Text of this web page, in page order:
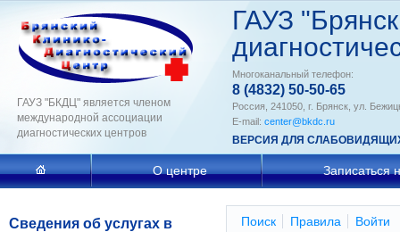
ГАУЗ "БКДЦ" является членом
международной ассоциации
диагностических центров
ГАУЗ
Многоканальный телефон:
8 (4832) 50-50-65
Россия, 241050, г. Брянск, ул.
E-mail: center@bkdc.ru
ВЕРСИЯ ДЛЯ
О центре Записаться
Сведения об услугах в
Поиск Правила Войти